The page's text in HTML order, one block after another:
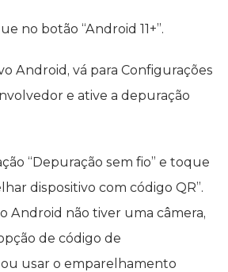
no botão “Android 11+”.
Android, vá para Configurações
e ative a depuração
“Depuração sem fio” e toque
dispositivo com código QR”.
Android não tiver uma câmera,
de código de
usar o emparelhamento